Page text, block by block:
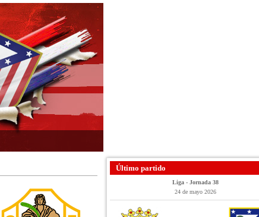
Último partido
Liga - Jornada 38
24 de mayo 2026